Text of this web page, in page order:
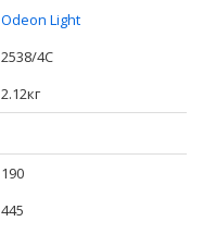
Odeon Light
2538/4C
2.12кг
190
445